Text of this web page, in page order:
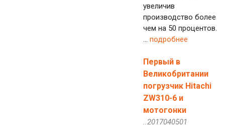
увеличив
производство более
чем на 50 процентов.
... подробнее
Первый в
Великобритании
погрузчик Hitachi
ZW310-6 и
мотогонки
..2017040501